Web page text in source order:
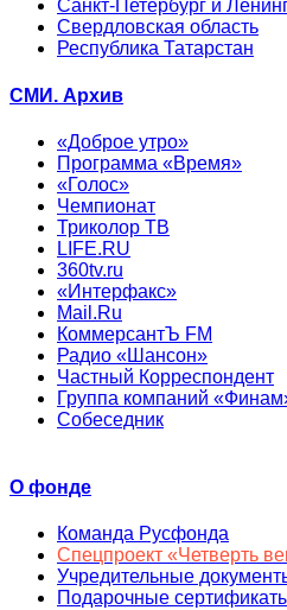
Санкт-Петербург и
Свердловская область
Республика Татарстан
СМИ. Архив
«Доброе утро»
Программа «Время»
«Голос»
Чемпионат
Триколор ТВ
LIFE.RU
360tv.ru
«Интерфакс»
Mail.Ru
КоммерсантЪ FM
Радио «Шансон»
Частный Корреспондент
Группа компаний
Собеседник
О фонде
Команда Русфонда
Спецпроект «Четверть
Учредительные
Подарочные